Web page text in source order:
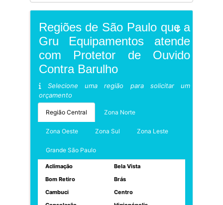
Regiões de São Paulo que a
Gru Equipamentos atende
com Protetor de Ouvido
Contra Barulho
Selecione uma região para solicitar um
orçamento
Região Central Zona Norte
Zona Oeste Zona Sul Zona Leste
Grande São Paulo
Aclimação
Bela Vista
Bom Retiro
Brás
Cambuci
Centro